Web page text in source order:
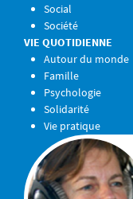
Social
Société
VIE QUOTIDIENNE
Autour du monde
Famille
Psychologie
Solidarité
Vie pratique